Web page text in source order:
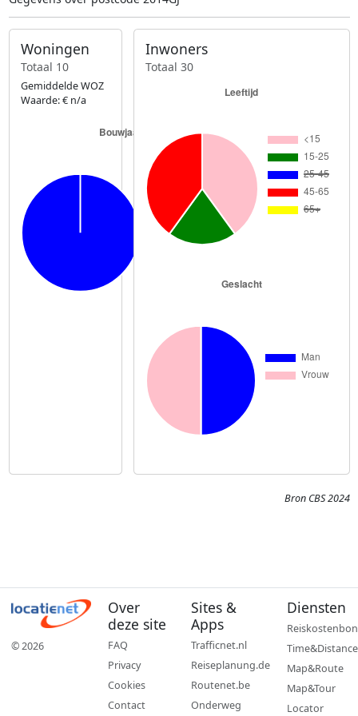
Woningen
Totaal 10
Gemiddelde WOZ
Waarde: € n/a
Inwoners
Totaal 30
Bron CBS 2024
© 2026
Over
deze site
FAQ
Privacy
Cookies
Contact
Sites &
Apps
Trafficnet.nl
Reiseplanung.de
Routenet.be
Onderweg
Diensten
Reiskostenbon
Time&Distance
Map&Route
Map&Tour
Locator